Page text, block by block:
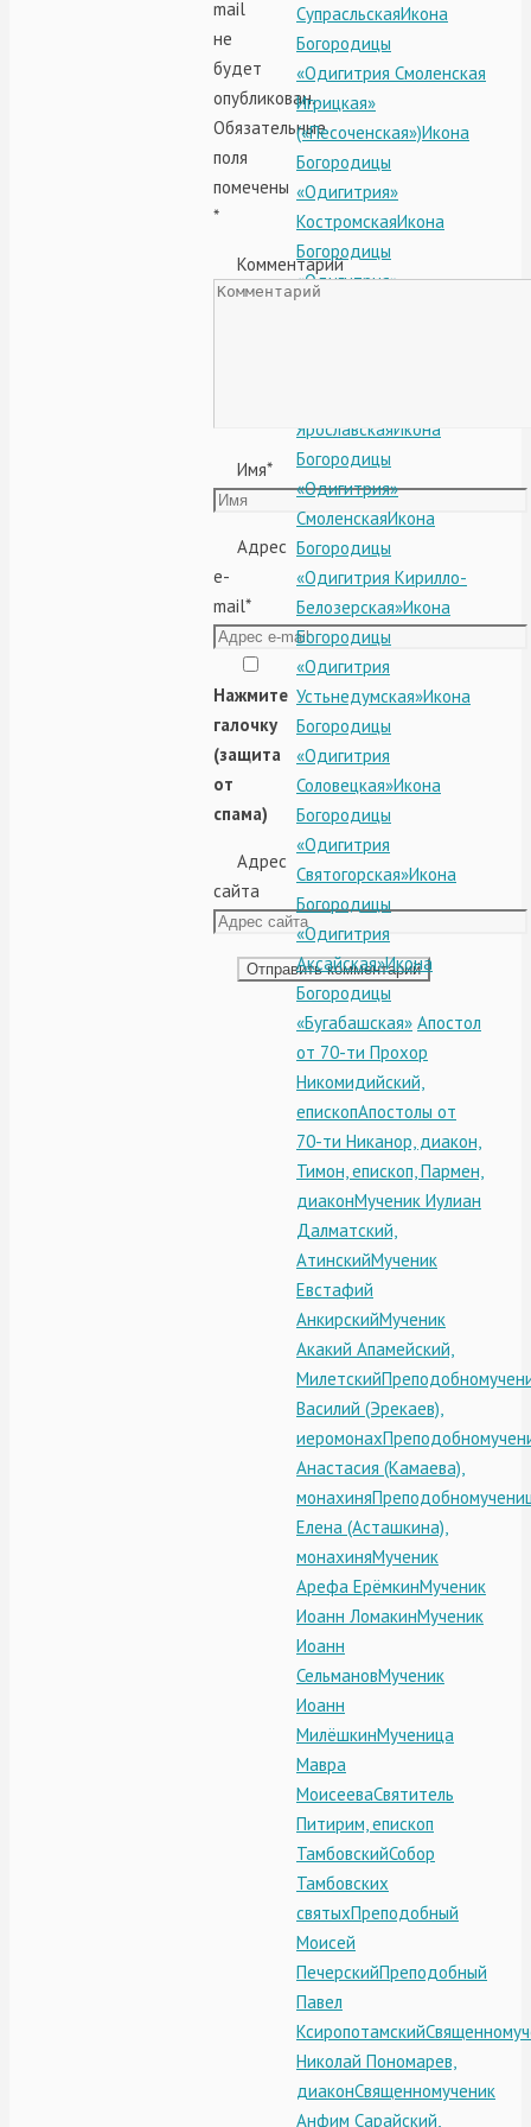
mail
не
будет
опубликован.
Обязательные
поля
помечены
*
Комментарий
Имя*
Адрес
e-
mail*
Нажмите
галочку
(защита
от
спама)
Адрес
сайта
СупрасльскаяИкона
Богородицы
«Одигитрия Смоленская
Игрицкая»
(«Песоченская»)Икона
Богородицы
«Одигитрия»
КостромскаяИкона
Богородицы
«Одигитрия»
ЯрославскаяИкона
Богородицы
«Одигитрия»
СмоленскаяИкона
Богородицы
«Одигитрия Кирилло-
Белозерская»Икона
Богородицы
«Одигитрия
Устьнедумская»Икона
Богородицы
«Одигитрия
Соловецкая»Икона
Богородицы
«Одигитрия
Святогорская»Икона
Богородицы
«Одигитрия
Аксайская»Икона
Богородицы
«Бугабашская» Апостол
от 70-ти Прохор
Никомидийский,
епископАпостолы от
70-ти Никанор, диакон,
Тимон, епископ, Пармен,
диаконМученик Иулиан
Далматский,
АтинскийМученик
Евстафий
АнкирскийМученик
Акакий Апамейский,
Милетский
Василий (Эрекаев),
иеромонах
Анастасия (Камаева),
монахиня
Елена (Асташкина),
монахиняМученик
Арефа ЕрёмкинМученик
Иоанн ЛомакинМученик
Иоанн
СельмановМученик
Иоанн
МилёшкинМученица
Мавра
МоисееваСвятитель
Питирим, епископ
ТамбовскийСобор
Тамбовских
святыхПреподобный
Моисей
ПечерскийПреподобный
Павел
Ксиропотамский
Николай Пономарев,
диаконСвященномученик
Анфим Сарайский,